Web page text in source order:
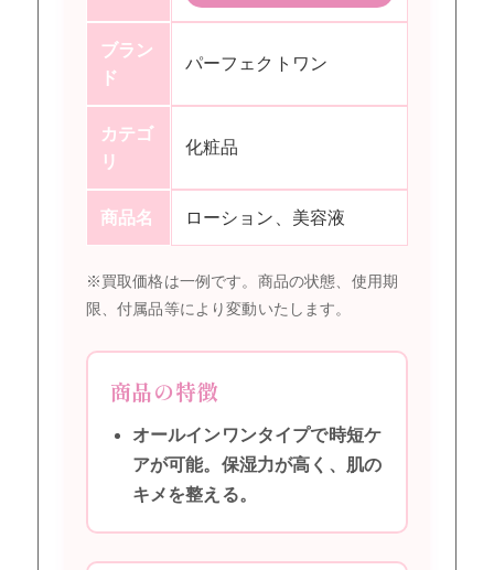
ブラン
ド
パーフェクトワン
カテゴ
リ
化粧品
商品名 ローション、美容液
※買取価格は一例です。商品の状態、使用期
限、付属品等により変動いたします。
商品の特徴
オールインワンタイプで時短ケ
アが可能。保湿力が高く、肌の
キメを整える。